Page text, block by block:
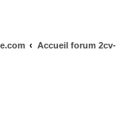
Accueil forum